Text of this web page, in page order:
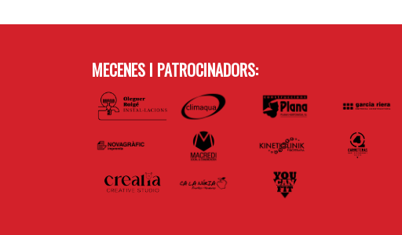
MECENES I PATROCINADORS: